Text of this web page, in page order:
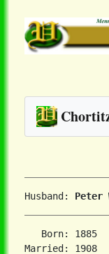
Husband: Peter
Born: 1885
Married: